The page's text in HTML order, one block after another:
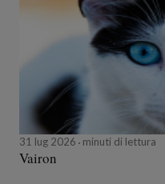
31 lug 2026 minuti di lettura
Vairon